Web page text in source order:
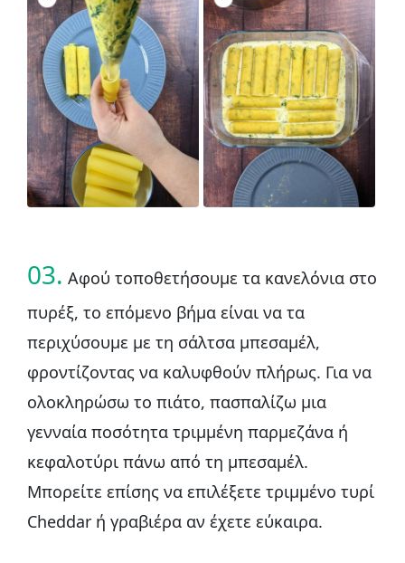
03. Αφού τοποθετήσουμε τα κανελόνια στο
πυρέξ, το επόμενο βήμα είναι να τα
περιχύσουμε με τη σάλτσα μπεσαμέλ,
φροντίζοντας να καλυφθούν πλήρως. Για να
ολοκληρώσω το πιάτο, πασπαλίζω μια
γενναία ποσότητα τριμμένη παρμεζάνα ή
κεφαλοτύρι πάνω από τη μπεσαμέλ.
Μπορείτε επίσης να επιλέξετε τριμμένο τυρί
Cheddar ή γραβιέρα αν έχετε εύκαιρα.